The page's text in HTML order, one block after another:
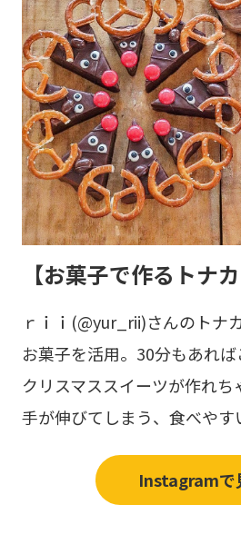
【お菓子で作るトナ
ｒｉｉ(@yur_rii)さんのトナ
お菓子を活用。30分もあれ
クリスマススイーツが作れ
手が伸びてしまう、食べやす
Instagramで